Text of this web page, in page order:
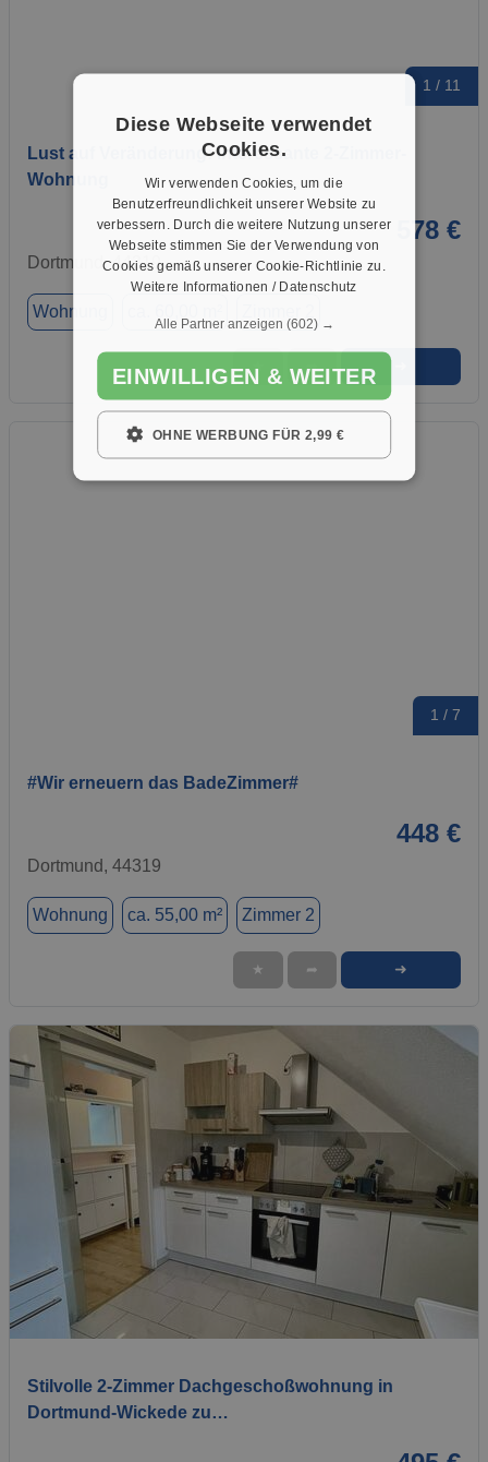
1 / 11
Lust auf Veränderung: interessante 2-Zimmer-
Wohnung
578 €
Dortmund, 44319
Wohnung
★ ➦
1 / 7
#Wir erneuern das BadeZimmer#
448 €
Dortmund, 44319
Wohnung ca. 55,00 m² Zimmer 2
★ ➦ ➜
1 / 10
Stilvolle 2-Zimmer Dachgeschoßwohnung in
Dortmund-Wickede zu…
Diese Webseite verwendet
Cookies.
Wir verwenden Cookies, um die
Benutzerfreundlichkeit unserer Website zu
verbessern. Durch die weitere Nutzung unserer
Webseite stimmen Sie der Verwendung von
Cookies gemäß unserer Cookie-Richtlinie zu.
Weitere Informationen / Datenschutz
Alle Partner anzeigen (602) →
EINWILLIGEN & WEITER
OHNE WERBUNG FÜR 2,99 €